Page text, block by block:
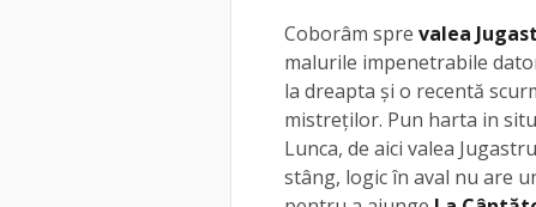
Coborâm spre valea
malurile impenetrabile
la dreapta și o recentă
mistreților. Pun harta in
Lunca, de aici valea
stâng, logic în aval nu are